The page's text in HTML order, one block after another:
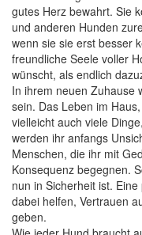
gutes Herz bewahrt. Sie
und anderen Hunden
wenn sie sie erst besser
freundliche Seele voller
wünscht, als endlich
In ihrem neuen Zuhause
sein. Das Leben im
vielleicht auch viele
werden ihr anfangs
Menschen, die ihr mit
Konsequenz begegnen.
nun in Sicherheit ist.
dabei helfen, Vertrauen
geben.